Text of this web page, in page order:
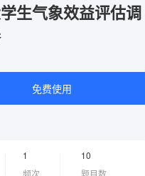
生气象效益评估调
免费使用
1
频次
10
题目数